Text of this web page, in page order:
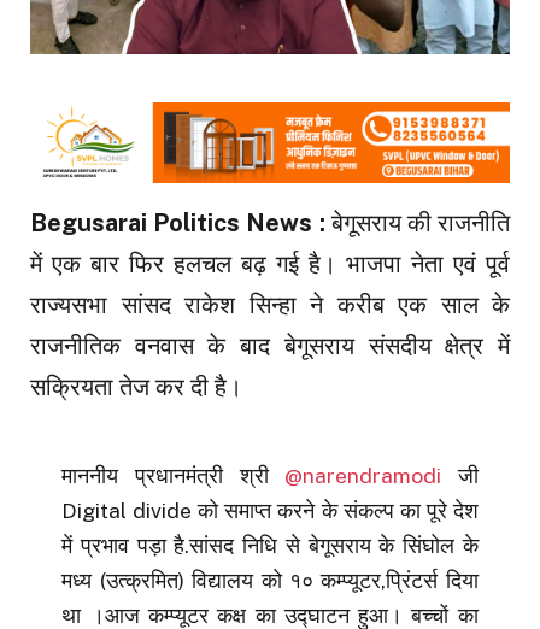
Begusarai Politics News :बेगूसराय की राजनीति
में एक बार फिर हलचल बढ़ गई है। भाजपा नेता एवं पूर्व
राज्यसभा सांसद राकेश सिन्हा ने करीब एक साल के
राजनीतिक वनवास के बाद बेगूसराय संसदीय क्षेत्र में
सक्रियता तेज कर दी है।
माननीय प्रधानमंत्री श्री @narendramodi जी
Digital divide को समाप्त करने के संकल्प का पूरे देश
में प्रभाव पड़ा है.सांसद निधि से बेगूसराय के सिंघोल के
मध्य (उत्क्रमित) विद्यालय को १० कम्प्यूटर,प्रिंटर्स दिया
था ।आज कम्प्यूटर कक्ष का उद्घाटन हुआ। बच्चों का